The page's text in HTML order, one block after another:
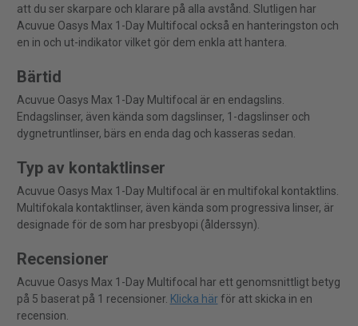
att du ser skarpare och klarare på alla avstånd. Slutligen har
Acuvue Oasys Max 1-Day Multifocal också en hanteringston och
en in och ut-indikator vilket gör dem enkla att hantera.
Bärtid
Acuvue Oasys Max 1-Day Multifocal är en endagslins.
Endagslinser, även kända som dagslinser, 1-dagslinser och
dygnetruntlinser, bärs en enda dag och kasseras sedan.
Typ av kontaktlinser
Acuvue Oasys Max 1-Day Multifocal är en multifokal kontaktlins.
Multifokala kontaktlinser, även kända som progressiva linser, är
designade för de som har presbyopi (ålderssyn).
Recensioner
Acuvue Oasys Max 1-Day Multifocal har ett genomsnittligt betyg
på 5 baserat på 1 recensioner. Klicka härför att skicka in en
recension.